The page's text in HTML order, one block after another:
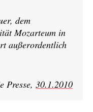
dem
Mozarteum in
außerordentlich
Presse, 30.1.2010